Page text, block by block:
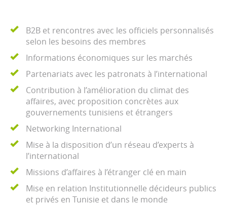
B2B et rencontres avec les officiels personnalisés
selon les besoins des membres
Informations économiques sur les marchés
Partenariats avec les patronats à l’international
Contribution à l’amélioration du climat des
affaires, avec proposition concrètes aux
gouvernements tunisiens et étrangers
Networking International
Mise à la disposition d’un réseau d’experts à
l’international
Missions d’affaires à l’étranger clé en main
Mise en relation Institutionnelle décideurs publics
et privés en Tunisie et dans le monde